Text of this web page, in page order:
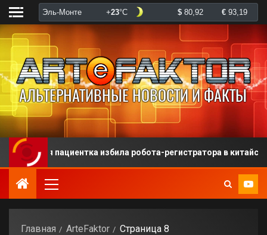
избила робота-регистратора в китайской больнице
Главная ArteFaktor Страница 8